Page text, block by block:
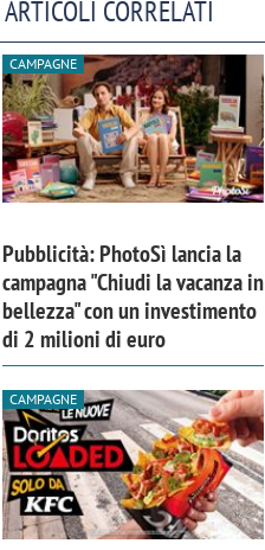
ARTICOLI CORRELATI
CAMPAGNE
Pubblicità: PhotoSì lancia la
campagna "Chiudi la vacanza in
bellezza" con un investimento
di 2 milioni di euro
CAMPAGNE